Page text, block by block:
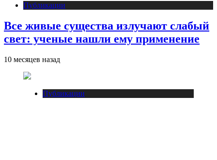
Публикации
Все живые существа излучают слабый
свет: ученые нашли ему применение
10 месяцев назад
Публикации